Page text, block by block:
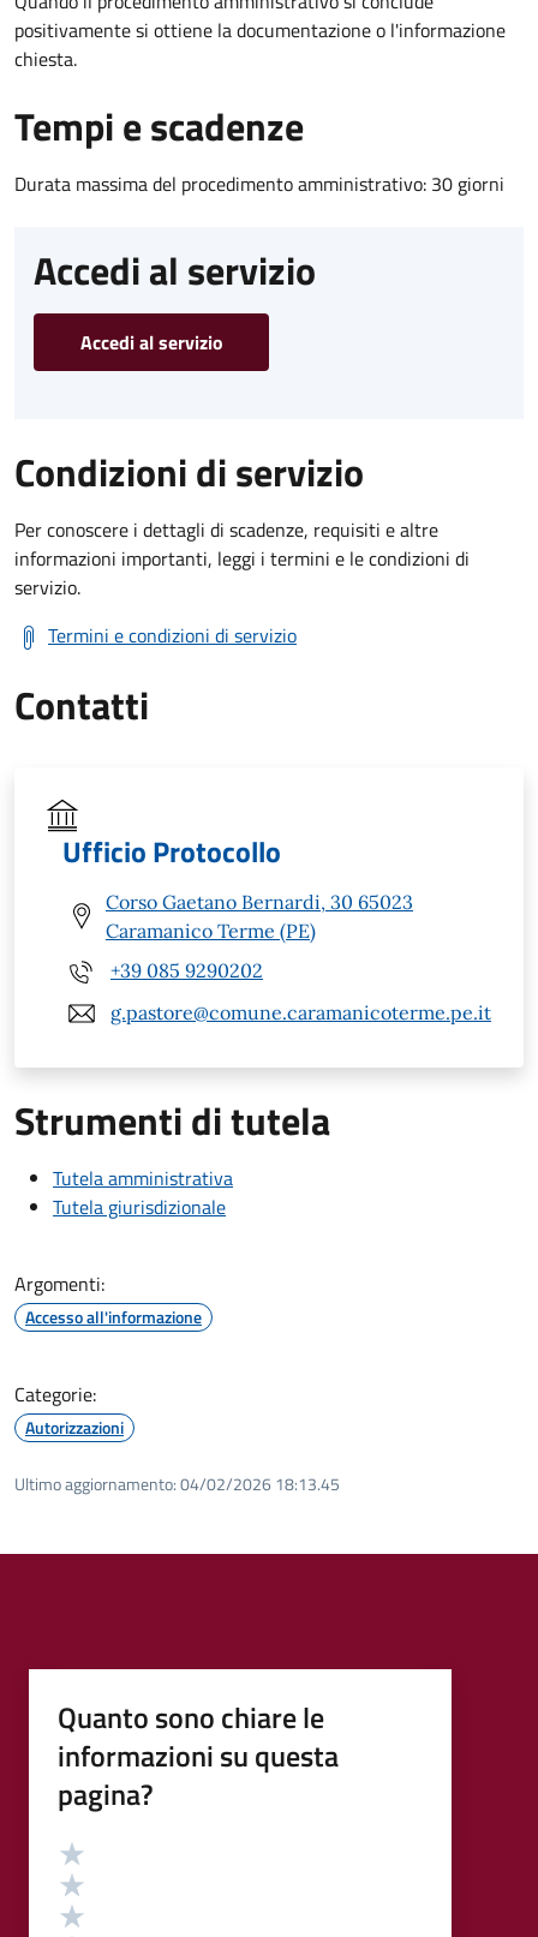
positivamente si ottiene la documentazione o l'informazione
chiesta.
Tempi e scadenze
Durata massima del procedimento amministrativo: 30 giorni
Accedi al servizio
Accedi al servizio
Condizioni di servizio
Per conoscere i dettagli di scadenze, requisiti e altre
informazioni importanti, leggi i termini e le condizioni di
servizio.
Termini e condizioni di servizio
Contatti
Ufficio Protocollo
Corso Gaetano Bernardi, 30 65023
Caramanico Terme (PE)
+39 085 9290202
g.pastore@comune.caramanicoterme.pe.it
Strumenti di tutela
Tutela amministrativa
Tutela giurisdizionale
Argomenti:
Accesso all'informazione
Categorie:
Autorizzazioni
Ultimo aggiornamento:04/02/2026 18:13.45
Quanto sono chiare le
informazioni su questa
pagina?
Valutazione